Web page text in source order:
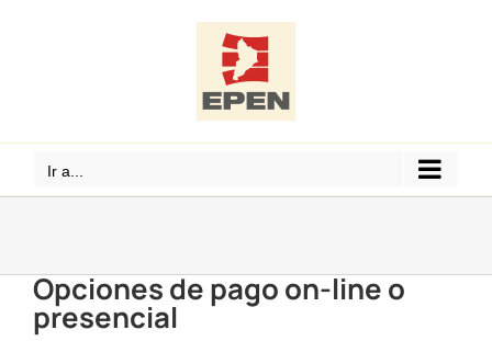
Ir a...
Opciones de pago on-line o
presencial